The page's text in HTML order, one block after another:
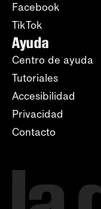
Facebook
TikTok
Ayuda
Centro de ayuda
Tutoriales
Accesibilidad
Privacidad
Contacto